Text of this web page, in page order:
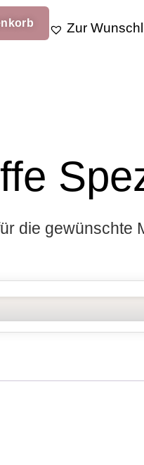
Zur
die gewünschte